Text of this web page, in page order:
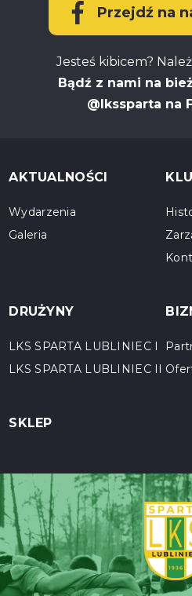
Przejdź na
Jesteś kibicem?
Bądź z nami na
@lkssparta na
AKTUALNOŚCI
Wydarzenia
Galeria
DRUŻYNY
LKS SPARTA LUBLINIEC I
LKS SPARTA LUBLINIEC II
SKLEP